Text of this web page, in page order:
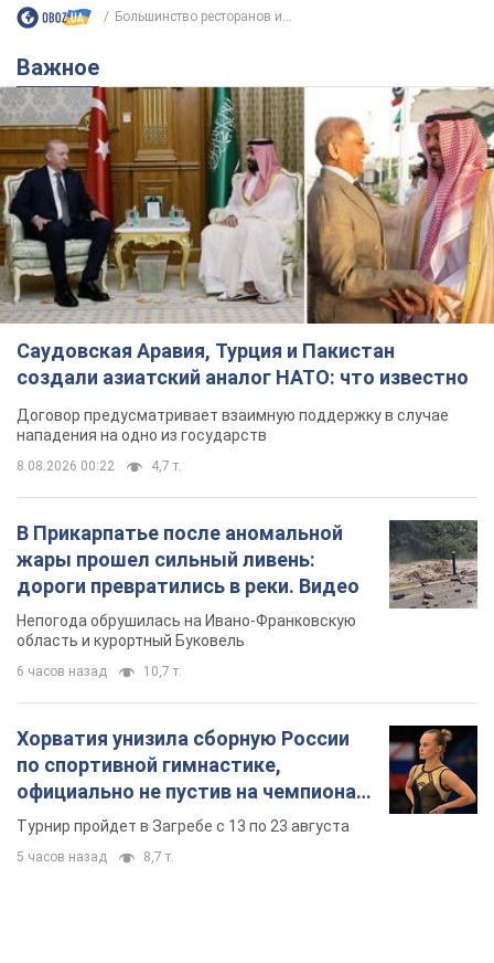
Большинство ресторанов и...
Важное
Саудовская Аравия, Турция и Пакистан
создали азиатский аналог НАТО: что известно
Договор предусматривает взаимную поддержку в случае
нападения на одно из государств
8.08.2026 00:22 4,7 т.
В Прикарпатье после аномальной
жары прошел сильный ливень:
дороги превратились в реки. Видео
Непогода обрушилась на Ивано-Франковскую
область и курортный Буковель
6 часов назад 10,7 т.
Хорватия унизила сборную России
по спортивной гимнастике,
официально не пустив на чемпионат
Европы основных спортсменов
Турнир пройдет в Загребе с 13 по 23 августа
5 часов назад 8,7 т.